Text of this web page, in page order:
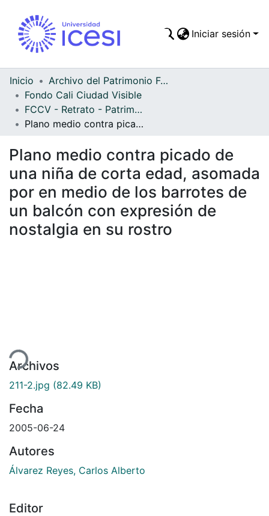
Todo DSpace
Iniciar sesión
Inicio
Archivo del Patrimonio Fotográfico y Fílmico del Valle del Cauca
Fondo Cali Ciudad Visible
FCCV - Retrato - Patrimonial
Plano medio contra picado de una niña de corta edad, asomada por en medio de los barrotes de un balcón con expresión de nostalgia en su rostro
Plano medio contra picado de
una niña de corta edad, asomada
por en medio de los barrotes de
un balcón con expresión de
nostalgia en su rostro
Cargando...
Archivos
211-2.jpg (82.49 KB)
Fecha
2005-06-24
Autores
Álvarez Reyes, Carlos Alberto
Editor